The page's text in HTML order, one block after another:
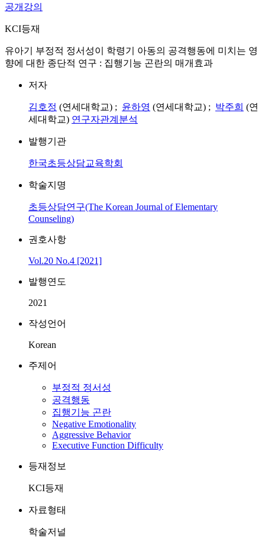
공개강의
KCI등재
유아기 부정적 정서성이 학령기 아동의 공격행동에 미치는 영
향에 대한 종단적 연구 : 집행기능 곤란의 매개효과
저자
김호정 (연세대학교) ; 윤하영 (연세대학교) ; 박주희 (연
세대학교) 연구자관계분석
발행기관
한국초등상담교육학회
학술지명
초등상담연구(The Korean Journal of Elementary
Counseling)
권호사항
Vol.20 No.4 [2021]
발행연도
2021
작성언어
Korean
주제어
부정적 정서성
공격행동
집행기능 곤란
Negative Emotionality
Aggressive Behavior
Executive Function Difficulty
등재정보
KCI등재
자료형태
학술저널